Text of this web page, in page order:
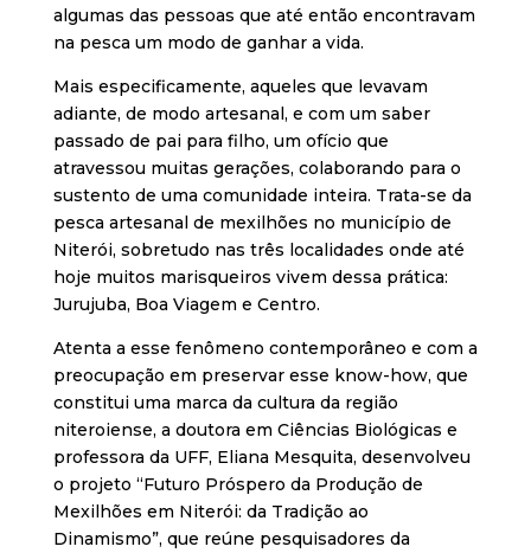
algumas das pessoas que até então encontravam
na pesca um modo de ganhar a vida.
Mais especificamente, aqueles que levavam
adiante, de modo artesanal, e com um saber
passado de pai para filho, um ofício que
atravessou muitas gerações, colaborando para o
sustento de uma comunidade inteira. Trata-se da
pesca artesanal de mexilhões no município de
Niterói, sobretudo nas três localidades onde até
hoje muitos marisqueiros vivem dessa prática:
Jurujuba, Boa Viagem e Centro.
Atenta a esse fenômeno contemporâneo e com a
preocupação em preservar esse know-how, que
constitui uma marca da cultura da região
niteroiense, a doutora em Ciências Biológicas e
professora da UFF, Eliana Mesquita, desenvolveu
o projeto “Futuro Próspero da Produção de
Mexilhões em Niterói: da Tradição ao
Dinamismo”, que reúne pesquisadores da